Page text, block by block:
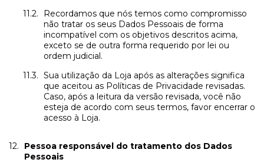
Recordamos que nós temos como compromisso
não tratar os seus Dados Pessoais de forma
incompatível com os objetivos descritos acima,
exceto se de outra forma requerido por lei ou
ordem judicial.
Sua utilização da Loja após as alterações significa
que aceitou as Políticas de Privacidade revisadas.
Caso, após a leitura da versão revisada, você não
esteja de acordo com seus termos, favor encerrar o
acesso à Loja.
Pessoa responsável do tratamento dos Dados
Pessoais